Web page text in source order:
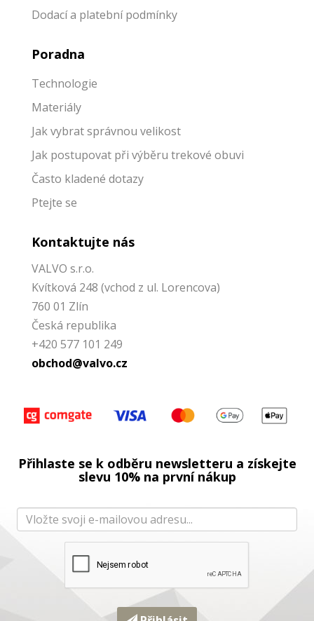
Dodací a platební podmínky
Poradna
Technologie
Materiály
Jak vybrat správnou velikost
Jak postupovat při výběru trekové obuvi
Často kladené dotazy
Ptejte se
Kontaktujte nás
VALVO s.r.o.
Kvítková 248 (vchod z ul. Lorencova)
760 01 Zlín
Česká republika
+420 577 101 249
obchod@valvo.cz
Přihlaste se k odběru newsletteru a získejte
slevu 10% na první nákup